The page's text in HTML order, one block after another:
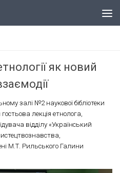
як новий
залі №2 наукової бібліотеки
лекція етнолога,
відділу «Український
М.Т. Рильського Галини